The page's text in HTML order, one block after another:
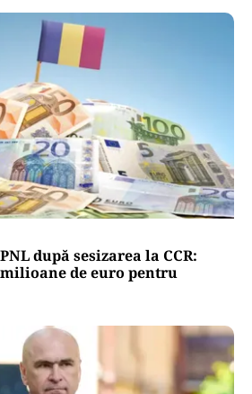
după sesizarea la CCR:
milioane de euro pentru